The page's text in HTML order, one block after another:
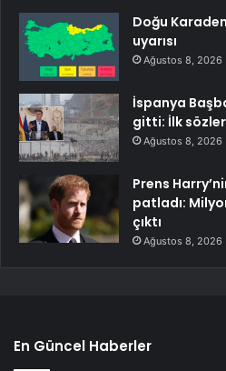
Doğu
uyarısı
Ağustos 8, 2026
İspanya
gitti: İlk
Ağustos 8, 2026
Prens
patladı:
çıktı
Ağustos 8, 2026
En Güncel Haberler